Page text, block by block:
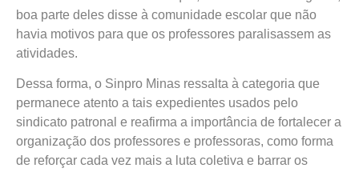
boa parte deles disse à comunidade escolar que não
havia motivos para que os professores paralisassem as
atividades.
Dessa forma, o Sinpro Minas ressalta à categoria que
permanece atento a tais expedientes usados pelo
sindicato patronal e reafirma a importância de fortalecer a
organização dos professores e professoras, como forma
de reforçar cada vez mais a luta coletiva e barrar os